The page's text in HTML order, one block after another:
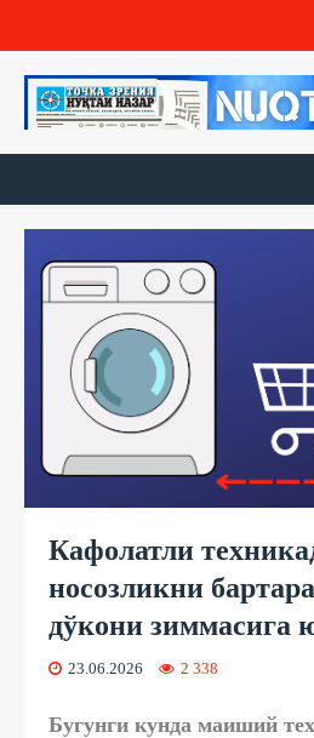
Кафолатли
носозликни
дўкони зиммасига
23.06.2026 2 338
Бугунги кунда маиший